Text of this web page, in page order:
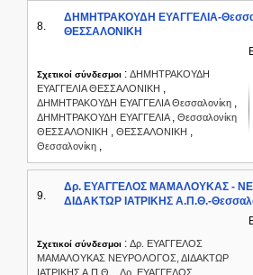
8.
ΔΗΜΗΤΡΑΚΟΥΔΗ ΕΥΑΓΓΕΛΙΑ-
ΘΕΣΣΑΛΟΝΙΚΗ
Σχετικοί σύνδεσμοι : ΔΗΜΗΤΡΑΚΟΥΔΗ
ΕΥΑΓΓΕΛΙΑ ΘΕΣΣΑΛΟΝΙΚΗ ,
ΔΗΜΗΤΡΑΚΟΥΔΗ ΕΥΑΓΓΕΛΙΑ Θεσσαλονίκη ,
ΔΗΜΗΤΡΑΚΟΥΔΗ ΕΥΑΓΓΕΛΙΑ , Θεσσαλονίκη
ΘΕΣΣΑΛΟΝΙΚΗ , ΘΕΣΣΑΛΟΝΙΚΗ ,
Θεσσαλονίκη ,
9.
Δρ. ΕΥΑΓΓΕΛΟΣ ΜΑΜΑΛΟΥΚΑΣ -
ΔΙΔΑΚΤΩΡ ΙΑΤΡΙΚΗΣ Α.Π.Θ.-
Σχετικοί σύνδεσμοι : Δρ. ΕΥΑΓΓΕΛΟΣ
ΜΑΜΑΛΟΥΚΑΣ ΝΕΥΡΟΛΟΓΟΣ, ΔΙΔΑΚΤΩΡ
ΙΑΤΡΙΚΗΣ Α.Π.Θ.
, Δρ. ΕΥΑΓΓΕΛΟΣ